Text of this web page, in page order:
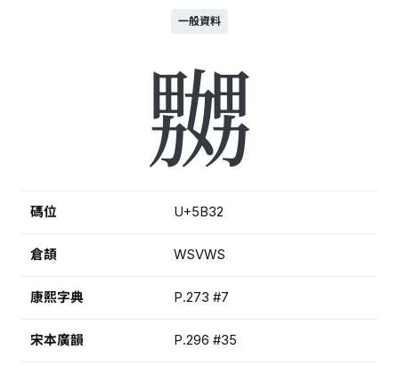
一般資料
嬲
碼位 U+5B32
倉頡 WSVWS
康熙字典 P.273 #7
宋本廣韻 P.296 #35